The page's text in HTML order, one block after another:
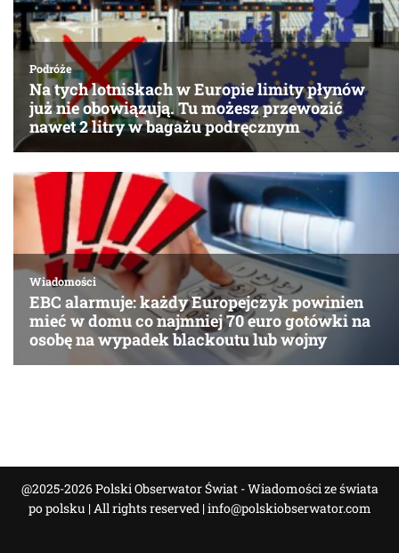
@2025-2026 Polski Obserwator Świat - Wiadomości ze świata
po polsku | All rights reserved | info@polskiobserwator.com